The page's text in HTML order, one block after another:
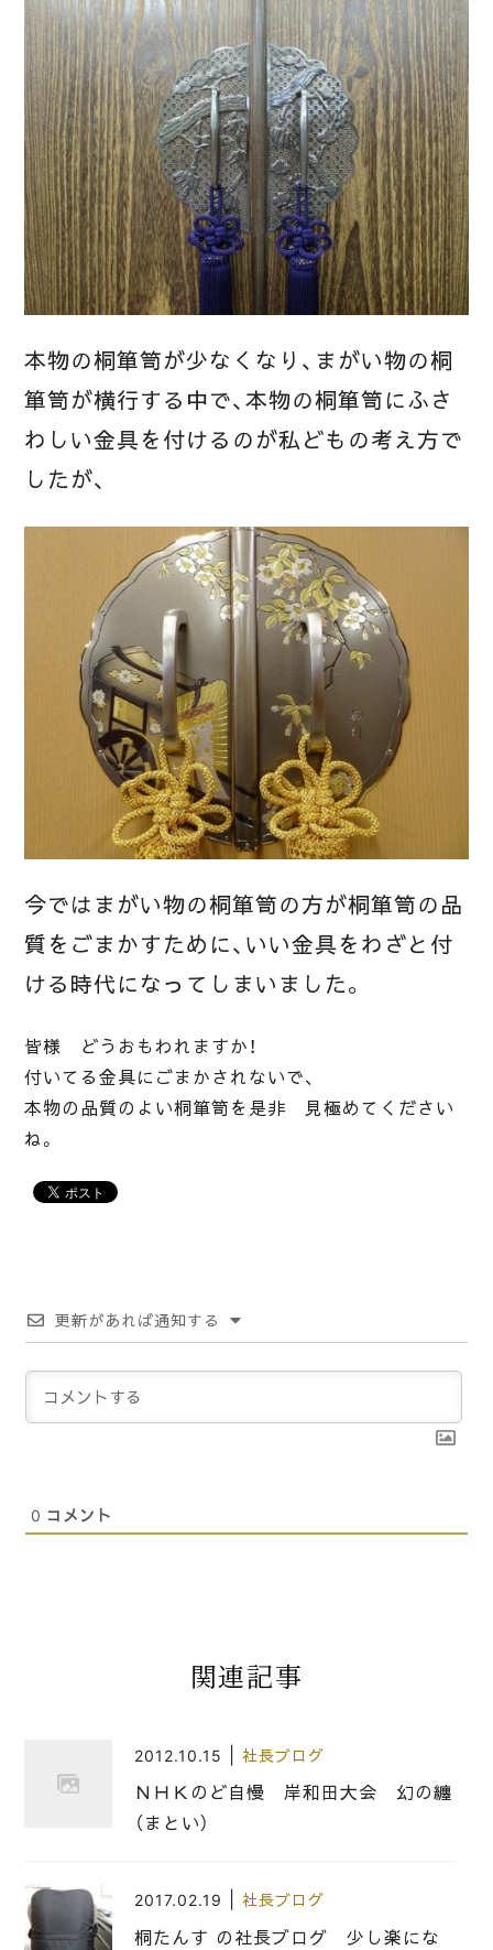
本物の桐箪笥が少なくなり、まがい物の桐
箪笥が横行する中で、本物の桐箪笥にふさ
わしい金具を付けるのが私どもの考え方で
したが、
今ではまがい物の桐箪笥の方が桐箪笥の品
質をごまかすために、いい金具をわざと付
ける時代になってしまいました。
皆様 どうおもわれますか！
付いてる金具にごまかされないで、
本物の品質のよい桐箪笥を是非 見極めてください
ね。
更新があれば通知する
0 コメント
関連記事
2012.10.15 社長ブログ
ＮＨＫのど自慢 岸和田大会 幻の纏
（まとい）
2017.02.19 社長ブログ
桐たんす の社長ブログ 少し楽にな